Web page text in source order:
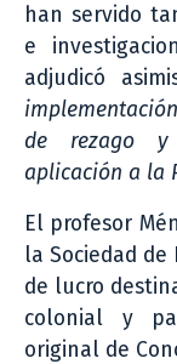
han servido
e
adjudicó
de rezago y
aplicación a la
El profesor
la Sociedad
de lucro
colonial y
original de